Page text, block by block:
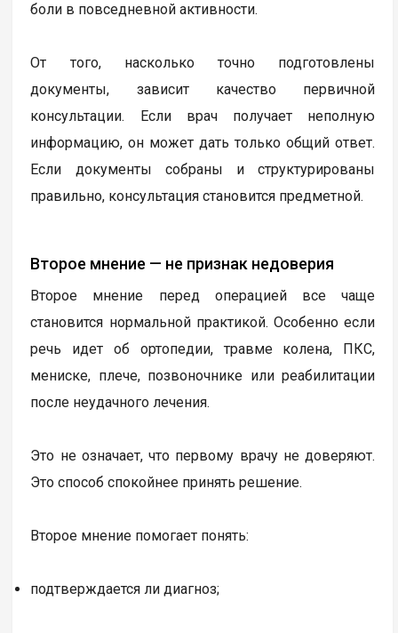
боли в повседневной активности.
От того, насколько точно подготовлены
документы, зависит качество первичной
консультации. Если врач получает неполную
информацию, он может дать только общий ответ.
Если документы собраны и структурированы
правильно, консультация становится предметной.
Второе мнение — не признак недоверия
Второе мнение перед операцией все чаще
становится нормальной практикой. Особенно если
речь идет об ортопедии, травме колена, ПКС,
мениске, плече, позвоночнике или реабилитации
после неудачного лечения.
Это не означает, что первому врачу не доверяют.
Это способ спокойнее принять решение.
Второе мнение помогает понять:
подтверждается ли диагноз;